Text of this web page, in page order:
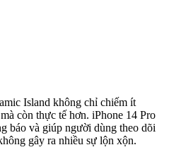
Island không chỉ chiếm ít
còn thực tế hơn. iPhone 14 Pro
báo và giúp người dùng theo dõi
gây ra nhiều sự lộn xộn.